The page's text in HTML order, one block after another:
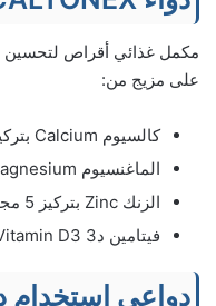
مكمل غذائي أقراص لتحسين
على مزيج من:
كالسيوم Calcium بتركيز 333 مجم.
الماغنسيوم Magnesium بتركيز 133 مجم.
الزنك Zinc بتركيز 5 مجم.
فيتامين د3 Vitamin D3 بتركيز 500000 وحدة دولية.
دواعي استخدام